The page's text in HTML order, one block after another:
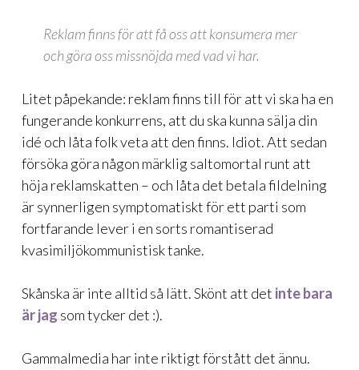
Reklam finns för att få oss att konsumera mer
och göra oss missnöjda med vad vi har.
Litet påpekande: reklam finns till för att vi ska ha en
fungerande konkurrens, att du ska kunna sälja din
idé och låta folk veta att den finns. Idiot. Att sedan
försöka göra någon märklig saltomortal runt att
höja reklamskatten – och låta det betala fildelning
är synnerligen symptomatiskt för ett parti som
fortfarande lever i en sorts romantiserad
kvasimiljökommunistisk tanke.
Skånska är inte alltid så lätt. Skönt att det inte bara
är jag som tycker det :).
Gammalmedia har inte riktigt förstått det ännu.